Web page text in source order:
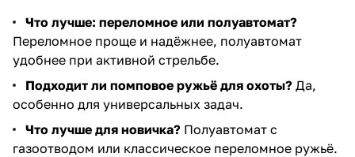
Что лучше: переломное или полуавтомат?
Переломное проще и надёжнее, полуавтомат
удобнее при активной стрельбе.
Подходит ли помповое ружьё для охоты? Да,
особенно для универсальных задач.
Что лучше для новичка? Полуавтомат с
газоотводом или классическое переломное ружьё.